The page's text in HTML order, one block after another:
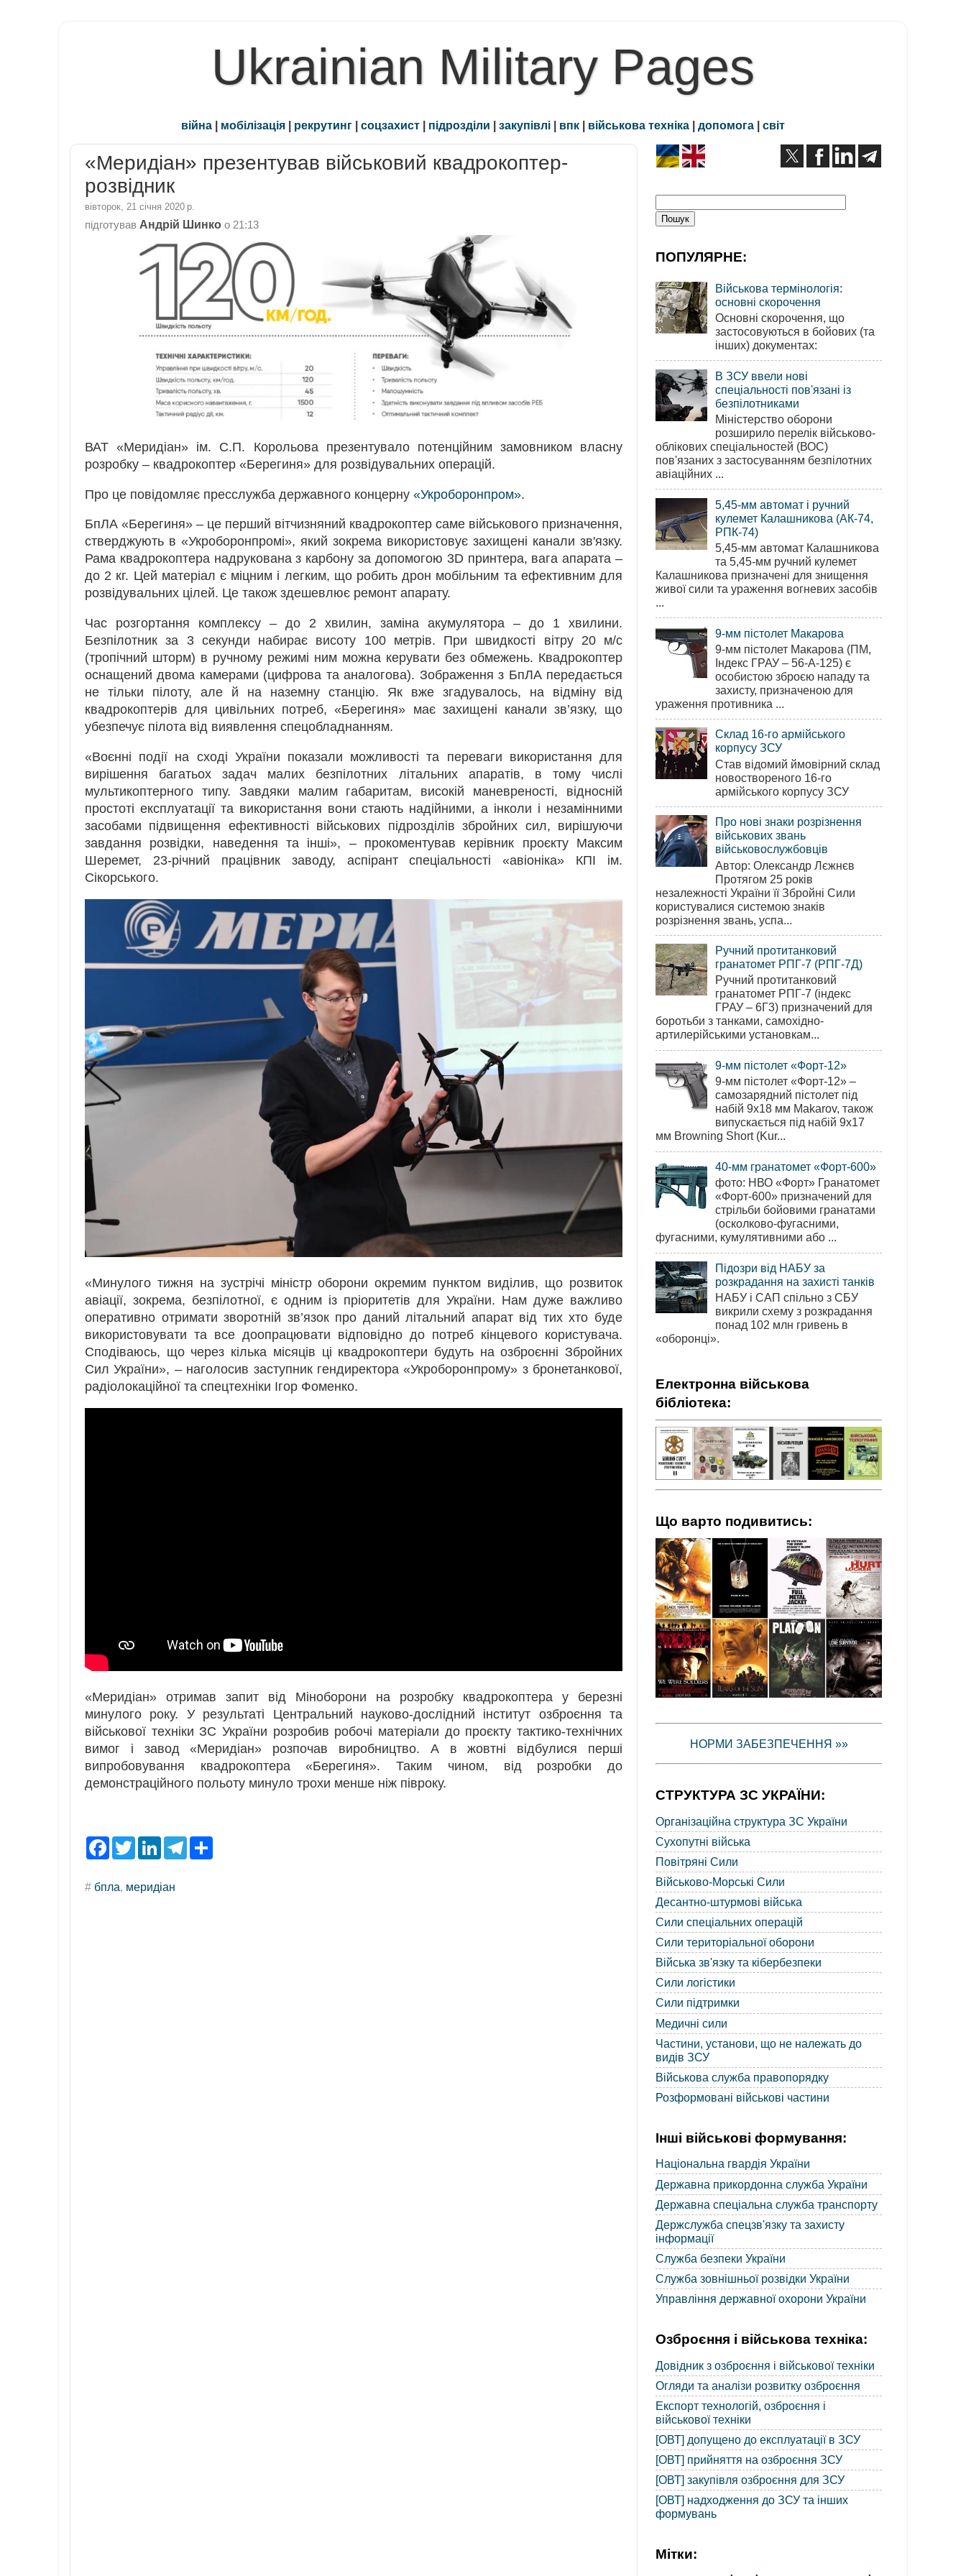
Ukrainian Military Pages
війна | мобілізація | рекрутинг | соцзахист | підрозділи | закупівлі | впк | військова техніка | допомога | світ
«Меридіан» презентував військовий квадрокоптер-
розвідник
вівторок, 21 січня 2020 р.
підготував Андрій Шинко о 21:13
ВАТ «Меридіан» ім. С.П. Корольова презентувало потенційним замовником власну
розробку – квадрокоптер «Берегиня» для розвідувальних операцій.
Про це повідомляє пресслужба державного концерну «Укроборонпром».
БпЛА «Берегиня» – це перший вітчизняний квадрокоптер саме військового призначення,
стверджують в «Укроборонпромі», який зокрема використовує захищені канали зв'язку.
Рама квадрокоптера надрукована з карбону за допомогою 3D принтера, вага апарата –
до 2 кг. Цей матеріал є міцним і легким, що робить дрон мобільним та ефективним для
розвідувальних цілей. Це також здешевлює ремонт апарату.
Час розгортання комплексу – до 2 хвилин, заміна акумулятора – до 1 хвилини.
Безпілотник за 3 секунди набирає висоту 100 метрів. При швидкості вітру 20 м/с
(тропічний шторм) в ручному режимі ним можна керувати без обмежень. Квадрокоптер
оснащений двома камерами (цифрова та аналогова). Зображення з БпЛА передається
не тільки пілоту, але й на наземну станцію. Як вже згадувалось, на відміну від
квадрокоптерів для цивільних потреб, «Берегиня» має захищені канали зв’язку, що
убезпечує пілота від виявлення спецобладнанням.
«Воєнні події на сході України показали можливості та переваги використання для
вирішення багатьох задач малих безпілотних літальних апаратів, в тому числі
мультикоптерного типу. Завдяки малим габаритам, високій маневреності, відносній
простоті експлуатації та використання вони стають надійними, а інколи і незамінними
засобами підвищення ефективності військових підрозділів збройних сил, вирішуючи
завдання розвідки, наведення та інші», – прокоментував керівник проєкту Максим
Шеремет, 23-річний працівник заводу, аспірант спеціальності «авіоніка» КПІ ім.
Сікорського.
«Минулого тижня на зустрічі міністр оборони окремим пунктом виділив, що розвиток
авіації, зокрема, безпілотної, є одним із пріоритетів для України. Нам дуже важливо
оперативно отримати зворотній зв’язок про даний літальний апарат від тих хто буде
використовувати та все доопрацювати відповідно до потреб кінцевого користувача.
Сподіваюсь, що через кілька місяців ці квадрокоптери будуть на озброєнні Збройних
Сил України», – наголосив заступник гендиректора «Укроборонпрому» з бронетанкової,
радіолокаційної та спецтехніки Ігор Фоменко.
«Меридіан» отримав запит від Міноборони на розробку квадрокоптера у березні
минулого року. У результаті Центральний науково-дослідний інститут озброєння та
військової техніки ЗС України розробив робочі матеріали до проєкту тактико-технічних
вимог і завод «Меридіан» розпочав виробництво. А в жовтні відбулися перші
випробовування квадрокоптера «Берегиня». Таким чином, від розробки до
демонстраційного польоту минуло трохи менше ніж півроку.
F
a
b
T
w
t
L
e
T
# бпла, меридіан
ПОПУЛЯРНЕ:
Військова термінологія:
основні скорочення
Основні скорочення, що
застосовуються в бойових (та
інших) документах:
В ЗСУ ввели нові
спеціальності пов'язані із
безпілотниками
Міністерство оборони
розширило перелік військово-
облікових спеціальностей (ВОС)
пов'язаних з застосуванням безпілотних
авіаційних ...
5,45-мм автомат і ручний
кулемет Калашникова (АК-74,
РПК-74)
5,45-мм автомат Калашникова
та 5,45-мм ручний кулемет
Калашникова призначені для знищення
живої сили та ураження вогневих засобів
...
9-мм пістолет Макарова
9-мм пістолет Макарова (ПМ,
Індекс ГРАУ – 56-А-125) є
особистою зброєю нападу та
захисту, призначеною для
ураження противника ...
Склад 16-го армійського
корпусу ЗСУ
Став відомий ймовірний склад
новоствореного 16-го
армійського корпусу ЗСУ
Про нові знаки розрізнення
військових звань
військовослужбовців
Автор: Олександр Лєжнєв
Протягом 25 років
незалежності України її Збройні Сили
користувалися системою знаків
розрізнення звань, успа...
Ручний протитанковий
гранатомет РПГ-7 (РПГ-7Д)
Ручний протитанковий
гранатомет РПГ-7 (індекс
ГРАУ – 6Г3) призначений для
боротьби з танками, самохідно-
артилерійськими установкам...
9-мм пістолет «Форт-12»
9-мм пістолет «Форт-12» –
самозарядний пістолет під
набій 9х18 мм Makarov, також
випускається під набій 9х17
мм Browning Short (Kur...
40-мм гранатомет «Форт-600»
фото: НВО «Форт» Гранатомет
«Форт-600» призначений для
стрільби бойовими гранатами
(осколково-фугасними,
фугасними, кумулятивними або ...
Підозри від НАБУ за
розкрадання на захисті танків
НАБУ і САП спільно з СБУ
викрили схему з розкрадання
понад 102 млн гривень в
«оборонці».
Електронна військова
бібліотека:
Що варто подивитись:
НОРМИ ЗАБЕЗПЕЧЕННЯ »»
СТРУКТУРА ЗС УКРАЇНИ:
Організаційна структура ЗС України
Сухопутні війська
Повітряні Сили
Військово-Морські Сили
Десантно-штурмові війська
Сили спеціальних операцій
Сили територіальної оборони
Війська зв'язку та кібербезпеки
Сили логістики
Сили підтримки
Медичні сили
Частини, установи, що не належать до
видів ЗСУ
Військова служба правопорядку
Розформовані військові частини
Інші військові формування:
Національна гвардія України
Державна прикордонна служба України
Державна спеціальна служба транспорту
Держслужба спецзв'язку та захисту
інформації
Служба безпеки України
Служба зовнішньої розвідки України
Управління державної охорони України
Озброєння і військова техніка:
Довідник з озброєння і військової техніки
Огляди та аналізи розвитку озброєння
Експорт технологій, озброєння і
військової техніки
[ОВТ] допущено до експлуатації в ЗСУ
[ОВТ] прийняття на озброєння ЗСУ
[ОВТ] закупівля озброєння для ЗСУ
[ОВТ] надходження до ЗСУ та інших
формувань
Мітки: